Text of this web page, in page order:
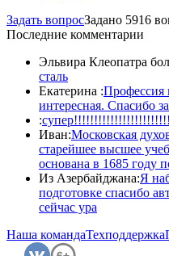
Задать вопросЗадано 5916
Последние комментарии
Эльвира Клеопатра
сталь
Екатерина :Профессия
интересная. Спасибо
:
Иван:Московская
старейшее высшее
основана в 1685 году
Из Азербайджана:Я
подготовке спасибо
сейчас ура
Наша командаТехподдержка